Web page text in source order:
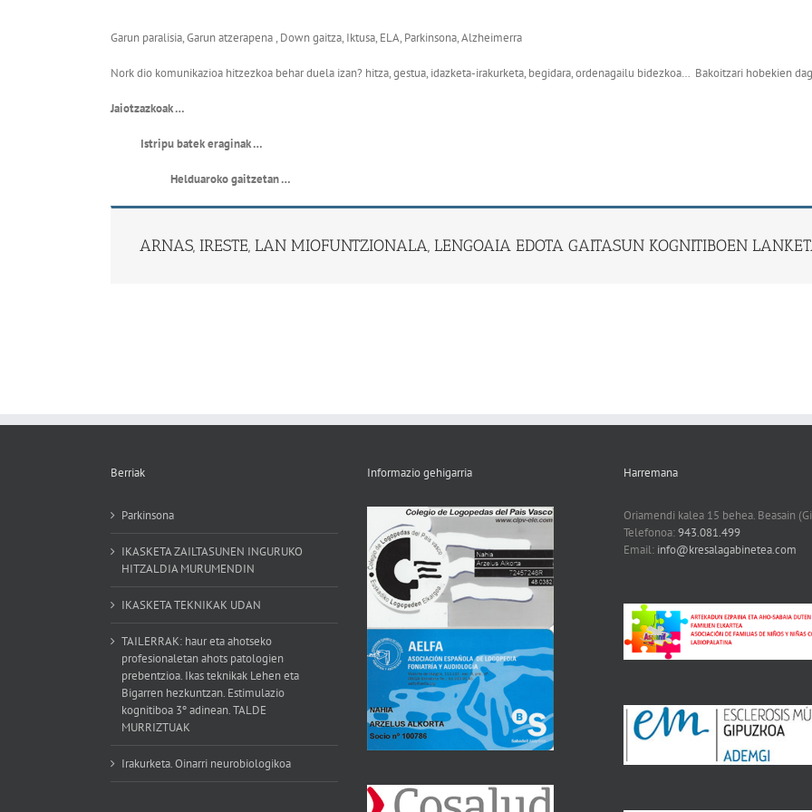
Garun paralisia, Garun atzerapena , Down gaitza, Iktusa, ELA, Parkinsona, Alzheimerra
Nork dio komunikazioa hitzezkoa behar duela izan? hitza, gestua, idazketa-irakurketa, begidara, ordenagailu bidezkoa… Bakoitzari hobekien
Jaiotzazkoak …
Istripu batek eraginak …
Helduaroko gaitzetan …
ARNAS, IRESTE, LAN MIOFUNTZIONALA, LENGOAIA EDOTA GAITASUN KOGNITIBOEN
Berriak
Parkinsona
IKASKETA ZAILTASUNEN INGURUKO
HITZALDIA MURUMENDIN
IKASKETA TEKNIKAK UDAN
TAILERRAK: haur eta ahotseko
profesionaletan ahots patologien
prebentzioa. Ikas teknikak Lehen eta
Bigarren hezkuntzan. Estimulazio
kognitiboa 3º adinean. TALDE
MURRIZTUAK
Irakurketa. Oinarri neurobiologikoa
Informazio gehigarria Harremana
Oriamendi kalea 15 behea. Beasain
Telefonoa:943.081.499
Email: info@kresalagabinetea.com